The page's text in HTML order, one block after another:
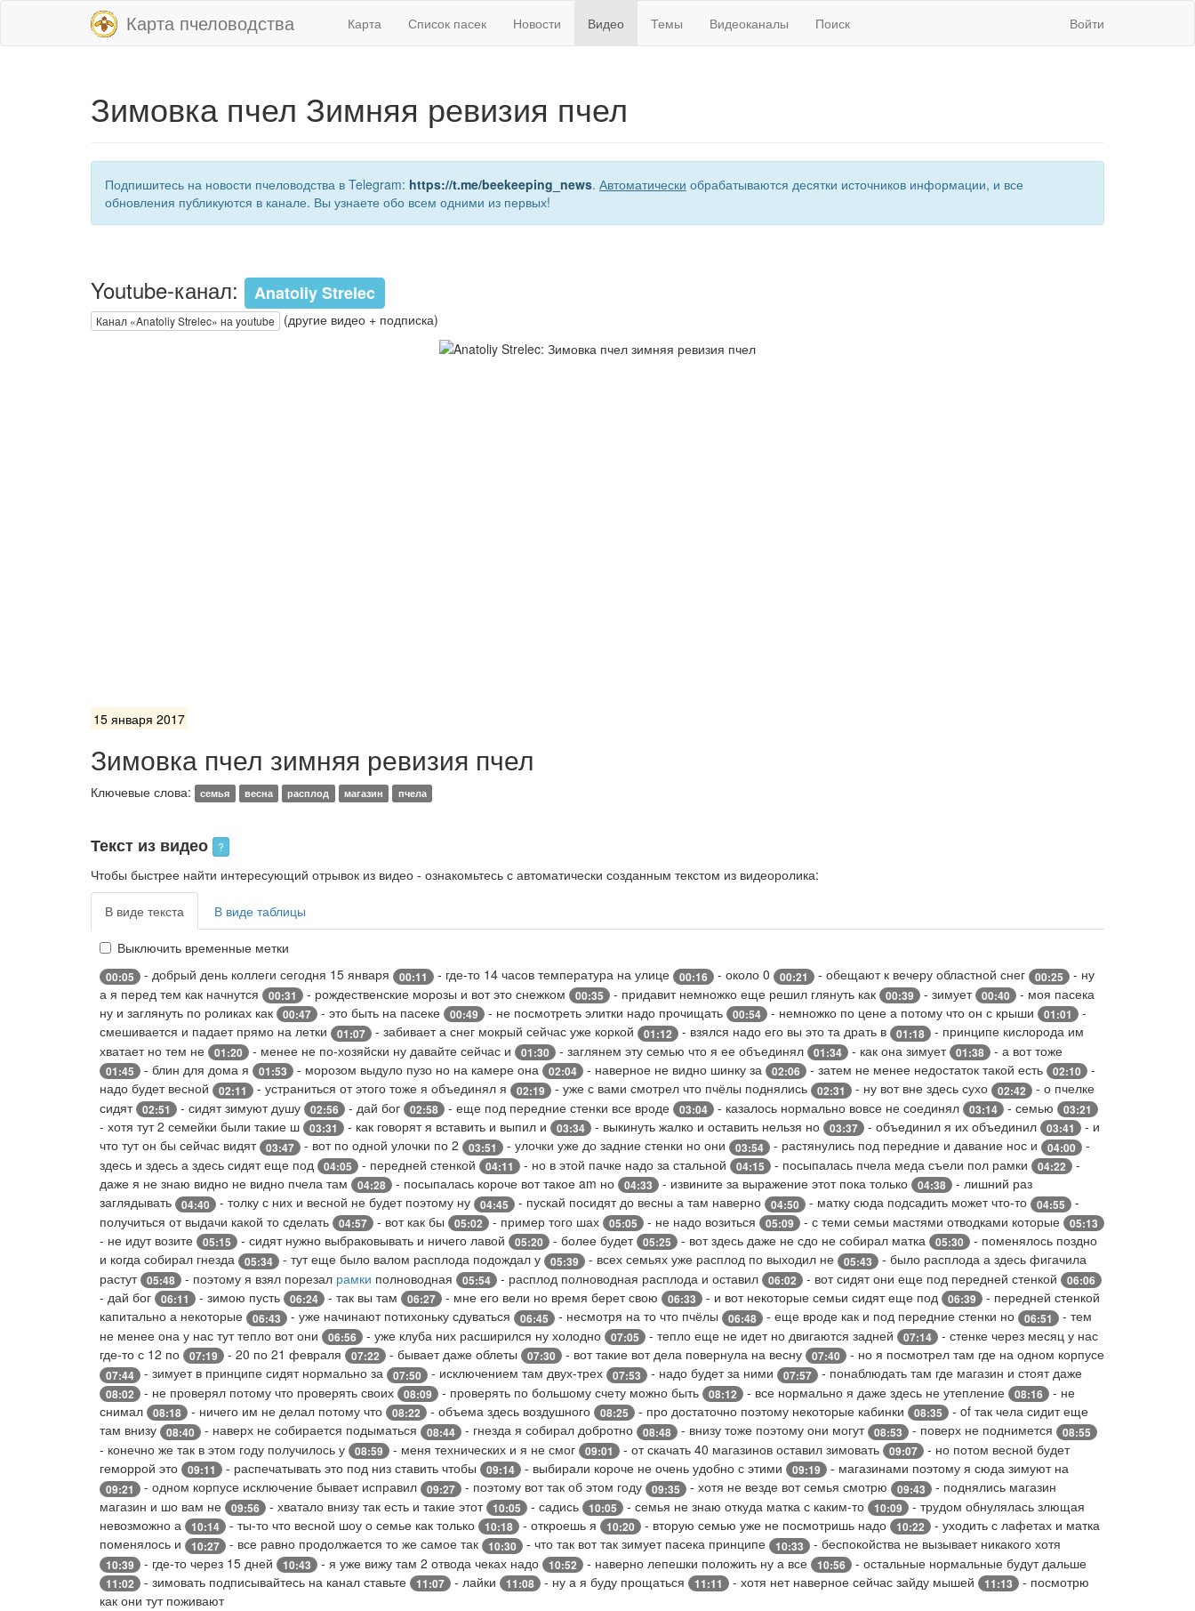
Карта пчеловодства Карта Список пасек Новости Видео Темы Видеоканалы Поиск Войти
Зимовка пчел Зимняя ревизия пчел
Подпишитесь на новости пчеловодства в Telegram: https://t.me/beekeeping_news. Автоматически обрабатываются десятки источников информации, и все
обновления публикуются в канале. Вы узнаете обо всем одними из первых!
Youtube-канал: Anatoliy Strelec
Канал «Anatoliy Strelec» на youtube (другие видео + подписка)
15 января 2017
Зимовка пчел зимняя ревизия пчел
Ключевые слова: семья весна расплод магазин пчела
Текст из видео ?
Чтобы быстрее найти интересующий отрывок из видео - ознакомьтесь с автоматически созданным текстом из видеоролика:
В виде текста В виде таблицы
Выключить временные метки
00:05 - добрый день коллеги сегодня 15 января 00:11 - где-то 14 часов температура на улице 00:16 - около 0 00:21 - обещают к вечеру областной снег 00:25
- ну
а я перед тем как начнутся
00:31 - рождественские морозы и вот это снежком 00:35 - придавит немножко еще решил глянуть как 00:39 - зимует 00:40
- моя пасека
ну и заглянуть по роликах как
00:47 - это быть на пасеке 00:49 - не посмотреть элитки надо прочищать 00:54 - немножко по цене а потому что он с крыши 01:01
-
смешивается и падает прямо на летки
01:07 - забивает а снег мокрый сейчас уже коркой 01:12 - взялся надо его вы это та драть в 01:18
- принципе кислорода им
хватает но тем не
01:20 - менее не по-хозяйски ну давайте сейчас и 01:30 - заглянем эту семью что я ее объединял 01:34 - как она зимует 01:38 - а вот тоже
01:45 - блин для дома я 01:53 - морозом выдуло пузо но на камере она 02:04 - наверное не видно шинку за 02:06 - затем не менее недостаток такой есть 02:10
-
надо будет весной
02:11 - устраниться от этого тоже я объединял я 02:19 - уже с вами смотрел что пчёлы поднялись 02:31 - ну вот вне здесь сухо 02:42
- о пчелке
сидят 02:51 - сидят зимуют душу 02:56 - дай бог 02:58 - еще под передние стенки все вроде 03:04 - казалось нормально вовсе не соединял 03:14 - семью 03:21
- хотя тут 2 семейки были такие ш 03:31 - как говорят я вставить и выпил и 03:34 - выкинуть жалко и оставить нельзя но 03:37 - объединил я их объединил 03:41
- и
что тут он бы сейчас видят 03:47 - вот по одной улочки по 2 03:51 - улочки уже до задние стенки но они 03:54 - растянулись под передние и давание нос и 04:00
-
здесь и здесь а здесь сидят еще под
04:05 - передней стенкой 04:11 - но в этой пачке надо за стальной 04:15 - посыпалась пчела меда съели пол рамки 04:22
-
даже я не знаю видно не видно пчела там
04:28 - посыпалась короче вот такое am но 04:33 - извините за выражение этот пока только 04:38
- лишний раз
заглядывать
04:40 - толку с них и весной не будет поэтому ну 04:45 - пускай посидят до весны а там наверно 04:50 - матку сюда подсадить может что-то 04:55
-
получиться от выдачи какой то сделать
04:57 - вот как бы 05:02 - пример того шах 05:05 - не надо возиться 05:09 - с теми семьи мастями отводками которые 05:13
- не идут возите 05:15 - сидят нужно выбраковывать и ничего лавой 05:20 - более будет 05:25 - вот здесь даже не сдо не собирал матка 05:30
- поменялось поздно
и когда собирал гнезда
05:34 - тут еще было валом расплода подождал у 05:39 - всех семьях уже расплод по выходил не 05:43
- было расплода а здесь фигачила
растут 05:48 - поэтому я взял порезал рамки полноводная 05:54 - расплод полноводная расплода и оставил 06:02 - вот сидят они еще под передней стенкой 06:06
- дай бог 06:11 - зимою пусть 06:24 - так вы там 06:27 - мне его вели но время берет свою 06:33 - и вот некоторые семьи сидят еще под 06:39
- передней стенкой
капитально а некоторые
06:43 - уже начинают потихоньку сдуваться 06:45 - несмотря на то что пчёлы 06:48 - еще вроде как и под передние стенки но 06:51
- тем
не менее она у нас тут тепло вот они
06:56 - уже клуба них расширился ну холодно 07:05 - тепло еще не идет но двигаются задней 07:14
- стенке через месяц у нас
где-то с 12 по
07:19 - 20 по 21 февраля 07:22 - бывает даже облеты 07:30 - вот такие вот дела повернула на весну 07:40 - но я посмотрел там где на одном корпусе
07:44 - зимует в принципе сидят нормально за 07:50 - исключением там двух-трех 07:53 - надо будет за ними 07:57 - понаблюдать там где магазин и стоят даже
08:02 - не проверял потому что проверять своих 08:09 - проверять по большому счету можно быть 08:12 - все нормально я даже здесь не утепление 08:16
- не
снимал
08:18 - ничего им не делал потому что 08:22 - объема здесь воздушного 08:25 - про достаточно поэтому некоторые кабинки 08:35
- of так чела сидит еще
там внизу
08:40 - наверх не собирается подыматься 08:44 - гнезда я собирал добротно 08:48 - внизу тоже поэтому они могут 08:53 - поверх не поднимется 08:55
- конечно же так в этом году получилось у 08:59 - меня технических и я не смог 09:01 - от скачать 40 магазинов оставил зимовать 09:07
- но потом весной будет
геморрой это
09:11 - распечатывать это под низ ставить чтобы 09:14 - выбирали короче не очень удобно с этими 09:19 - магазинами поэтому я сюда зимуют на
09:21 - одном корпусе исключение бывает исправил 09:27 - поэтому вот так об этом году 09:35 - хотя не везде вот семья смотрю 09:43
- поднялись магазин
магазин и шо вам не
09:56 - хватало внизу так есть и такие этот 10:05 - садись 10:05 - семья не знаю откуда матка с каким-то 10:09
- трудом обнулялась злющая
невозможно а
10:14 - ты-то что весной шоу о семье как только 10:18 - откроешь я 10:20 - вторую семью уже не посмотришь надо 10:22
- уходить с лафетах и матка
поменялось и
10:27 - все равно продолжается то же самое так 10:30 - что так вот так зимует пасека принципе 10:33 - беспокойства не вызывает никакого хотя
10:39 - где-то через 15 дней 10:43 - я уже вижу там 2 отвода чеках надо 10:52 - наверно лепешки положить ну а все 10:56 - остальные нормальные будут дальше
11:02 - зимовать подписывайтесь на канал ставьте 11:07 - лайки 11:08 - ну а я буду прощаться 11:11 - хотя нет наверное сейчас зайду мышей 11:13
- посмотрю
как они тут поживают